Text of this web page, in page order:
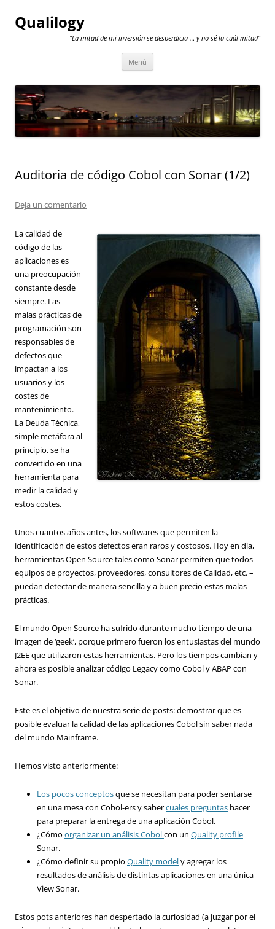
Qualilogy
"La mitad de mi inversión se desperdicia … y no sé la cuál mitad"
Menú
Auditoria de código Cobol con Sonar (1/2)
Deja un comentario
La calidad de
código de las
aplicaciones es
una preocupación
constante desde
siempre. Las
malas prácticas de
programación son
responsables de
defectos que
impactan a los
usuarios y los
costes de
mantenimiento.
La Deuda Técnica,
simple metáfora al
principio, se ha
convertido en una
herramienta para
medir la calidad y
estos costes.
Unos cuantos años antes, los softwares que permiten la
identificación de estos defectos eran raros y costosos. Hoy en día,
herramientas Open Source tales como Sonar permiten que todos –
equipos de proyectos, proveedores, consultores de Calidad, etc. –
puedan detectar de manera sencilla y a buen precio estas malas
prácticas.
El mundo Open Source ha sufrido durante mucho tiempo de una
imagen de ‘geek’, porque primero fueron los entusiastas del mundo
J2EE que utilizaron estas herramientas. Pero los tiempos cambian y
ahora es posible analizar código Legacy como Cobol y ABAP con
Sonar.
Este es el objetivo de nuestra serie de posts: demostrar que es
posible evaluar la calidad de las aplicaciones Cobol sin saber nada
del mundo Mainframe.
Hemos visto anteriormente:
Los pocos conceptosque se necesitan para poder sentarse
en una mesa con Cobol-ers y sabercuales preguntas hacer
para preparar la entrega de una aplicación Cobol.
¿Cómo organizar un análisis Cobolcon un Quality profile
Sonar.
¿Cómo definir su propio Quality modely agregar los
resultados de análisis de distintas aplicaciones en una única
View Sonar.
Estos pots anteriores han despertado la curiosidad (a juzgar por el